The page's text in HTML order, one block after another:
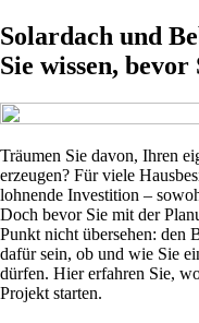
Solardach und
Sie wissen, bevor
Träumen Sie davon, Ihren
erzeugen? Für viele
lohnende Investition –
Doch bevor Sie mit der
Punkt nicht übersehen: den
dafür sein, ob und wie Sie
dürfen. Hier erfahren Sie,
Projekt starten.